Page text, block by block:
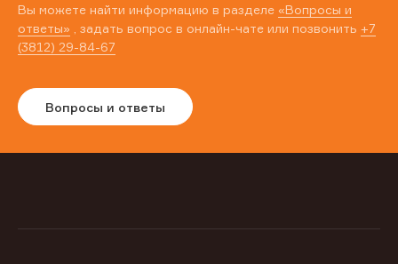
Вы можете найти информацию в разделе «Вопросы и
ответы» , задать вопрос в онлайн-чате или позвонить +7
(3812) 29-84-67
Вопросы и ответы